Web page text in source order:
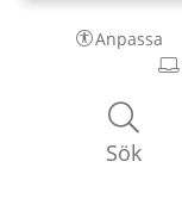
Anpassa
Sök